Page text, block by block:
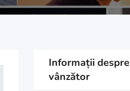
Informații despre
vânzător